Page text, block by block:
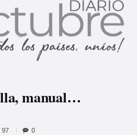
manual…
97 0